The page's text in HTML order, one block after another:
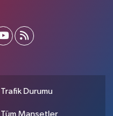
Trafik Durumu
Tüm Manşetler